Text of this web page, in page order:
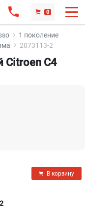
0
1 поколение
2073113-2
C4
В корзину